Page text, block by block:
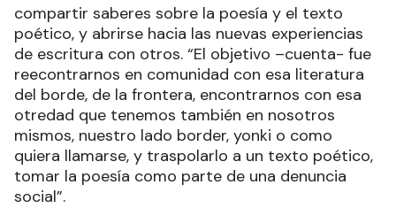
compartir saberes sobre la poesía y el texto
poético, y abrirse hacia las nuevas experiencias
de escritura con otros. “El objetivo –cuenta- fue
reecontrarnos en comunidad con esa literatura
del borde, de la frontera, encontrarnos con esa
otredad que tenemos también en nosotros
mismos, nuestro lado border, yonki o como
quiera llamarse, y traspolarlo a un texto poético,
tomar la poesía como parte de una denuncia
social”.